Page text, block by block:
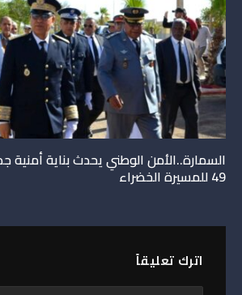
السمارة..الأمن الوطني يحدث بناية أمنية
49 للمسيرة الخضراء
اترك تعليقاً